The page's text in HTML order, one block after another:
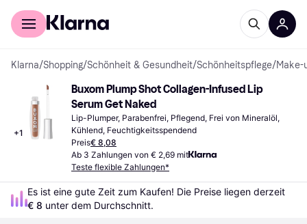
Für Shopper
Klarna/Shopping/Schönheit & Gesundheit/Schönheitspflege/Make-
+1
Buxom Plump Shot Collagen-Infused Lip
Serum Get Naked
Lip-Plumper, Parabenfrei, Pflegend, Frei von Mineralöl,
Kühlend, Feuchtigkeitsspendend
Preis€ 8,08
Ab 3 Zahlungen von € 2,69 mit
Teste flexible Zahlungen*
€ 8 unter dem Durchschnitt.